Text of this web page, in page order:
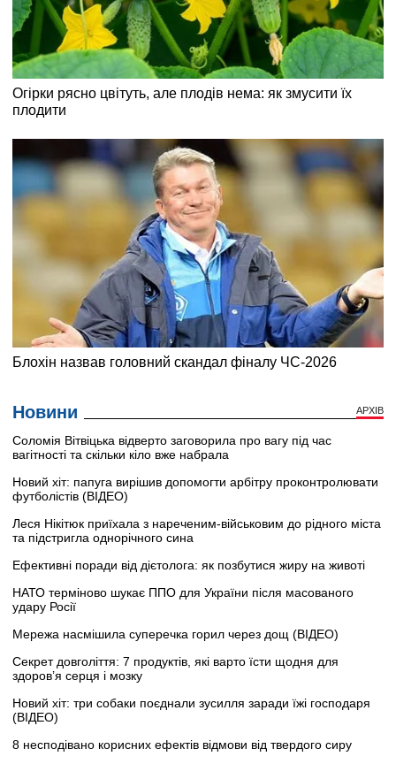
Новини АРХІВ
Соломія Вітвіцька відверто заговорила про вагу під час
вагітності та скільки кіло вже набрала
Новий хіт: папуга вирішив допомогти арбітру проконтролювати
футболістів (ВІДЕО)
Леся Нікітюк приїхала з нареченим-військовим до рідного міста
та підстригла однорічного сина
Ефективні поради від дієтолога: як позбутися жиру на животі
НАТО терміново шукає ППО для України після масованого
удару Росії
Мережа насмішила суперечка горил через дощ (ВІДЕО)
Секрет довголіття: 7 продуктів, які варто їсти щодня для
здоров’я серця і мозку
Новий хіт: три собаки поєднали зусилля заради їжі господаря
(ВІДЕО)
8 несподівано корисних ефектів відмови від твердого сиру